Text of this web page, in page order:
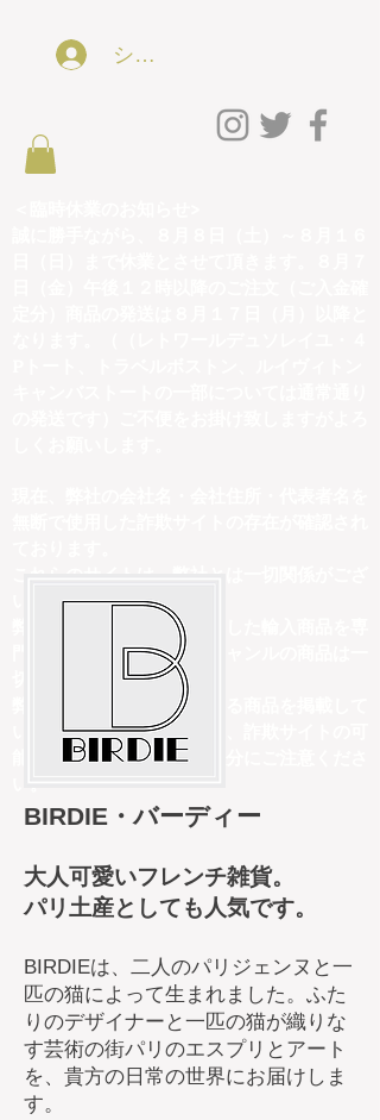
ショッピング会員アカウン
いません。
弊社は、フランスを中心とした輸入商品を専
門に取り扱っており、他ジャンルの商品は一
切販売しておりません。
弊社の取扱商品内容と異なる商品を掲載して
いるサイトにつきましては、詐欺サイトの可
能性がございますので、十分にご注意くださ
​BIRDIE・バーディー
大人可愛いフレンチ雑貨。
パリ土産としても人気です。
BIRDIEは、二人のパリジェンヌと一
匹の猫によって生まれました。ふた
りのデザイナーと一匹の猫が織りな
す芸術の街パリのエスプリとアート
を、貴方の日常の世界にお届けしま
す。